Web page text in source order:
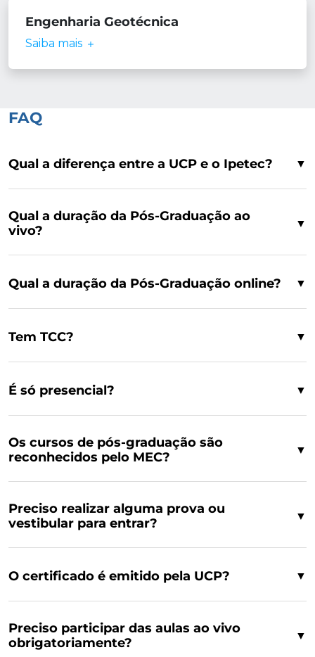
Engenharia Geotécnica
Saiba mais
FAQ
Qual a diferença entre a UCP e o Ipetec? ▼
Qual a duração da Pós-Graduação ao
vivo?
▼
Qual a duração da Pós-Graduação online? ▼
Tem TCC? ▼
É só presencial? ▼
Os cursos de pós-graduação são
reconhecidos pelo MEC?
▼
Preciso realizar alguma prova ou
vestibular para entrar?
▼
O certificado é emitido pela UCP? ▼
Preciso participar das aulas ao vivo
obrigatoriamente?
▼